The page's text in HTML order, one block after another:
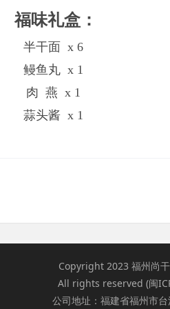
福味礼盒：
半干面 x 6
鳗鱼丸 x 1
肉 燕 x 1
蒜头酱 x 1
Copyright 2023 福州尚
All rights reserved (闽
公司地址：福建省福州市